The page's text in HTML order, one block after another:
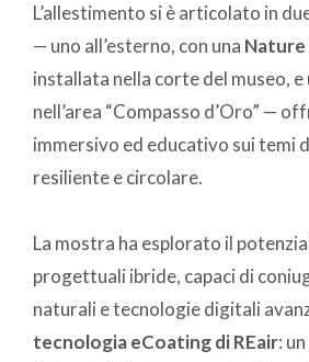
L’allestimento si è articolato in
— uno all’esterno, con una Nature
installata nella corte del museo, e
nell’area “Compasso d’Oro” —
immersivo ed educativo sui temi
resiliente e circolare.
La mostra ha esplorato il
progettuali ibride, capaci di
naturali e tecnologie digitali
tecnologia eCoating di REair: